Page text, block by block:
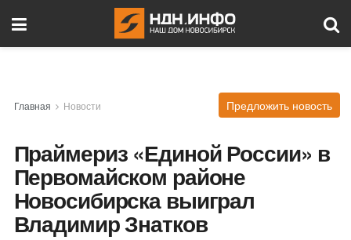
Главная Новости Предложить новость
Праймериз «Единой России» в
Первомайском районе
Новосибирска выиграл
Владимир Знатков